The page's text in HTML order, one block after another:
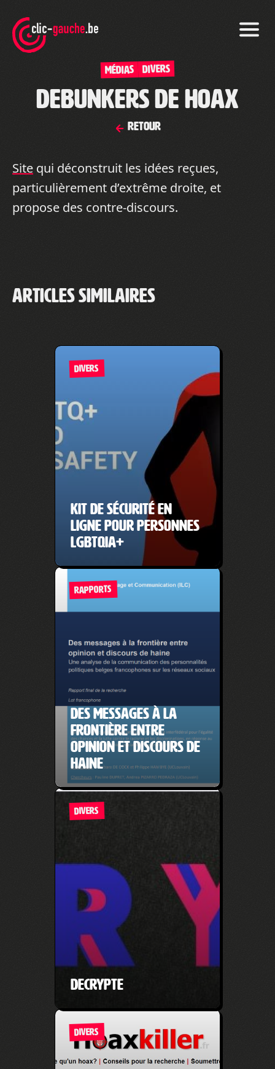
the
content
Médias DIVERS
Debunkers de hoax
Retour
Site qui déconstruit les idées reçues,
particulièrement d’extrême droite, et
propose des contre-discours.
Articles similaires
DIVERS
Kit de sécurité en
ligne pour personnes
LGBTQIA+
RAPPORTS
Des messages à la
frontière entre
opinion et discours de
haine
DIVERS
Decrypte
DIVERS